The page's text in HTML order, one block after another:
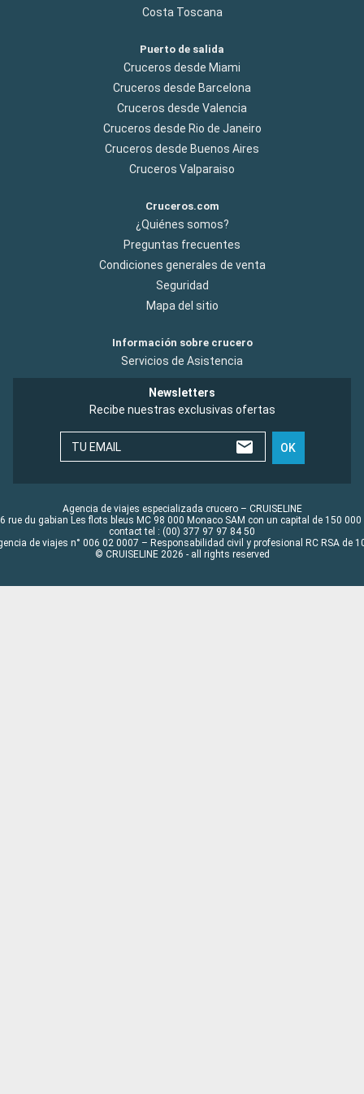
Costa Toscana
Puerto de salida
Cruceros desde Miami
Cruceros desde Barcelona
Cruceros desde Valencia
Cruceros desde Rio de Janeiro
Cruceros desde Buenos Aires
Cruceros Valparaiso
Cruceros.com
¿Quiénes somos?
Preguntas frecuentes
Condiciones generales de venta
Seguridad
Mapa del sitio
Información sobre crucero
Servicios de Asistencia
Newsletters
Recibe nuestras exclusivas ofertas
TU EMAIL OK
Agencia de viajes especializada crucero – CRUISELINE
rue du gabian Les flots bleus MC 98 000 Monaco SAM con un capital de 150 000
contact tel : (00) 377 97 97 84 50
de viajes n° 006 02 0007 – Responsabilidad civil y profesional RC RSA de
© CRUISELINE 2026 - all rights reserved